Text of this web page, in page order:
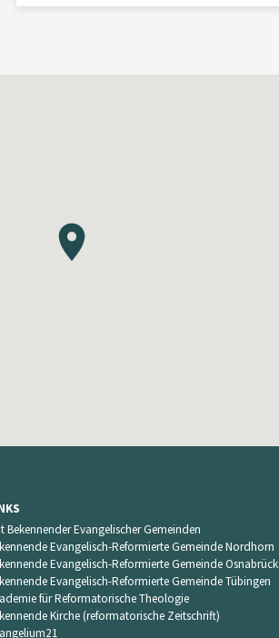
Bekennender Evangelischer Gemeinden
Evangelisch-Reformierte Gemeinde Nordhorn
Evangelisch-Reformierte Gemeinde Osnabrück
Evangelisch-Reformierte Gemeinde Tübingen
für Reformatorische Theologie
Kirche (reformatorische Zeitschrift)